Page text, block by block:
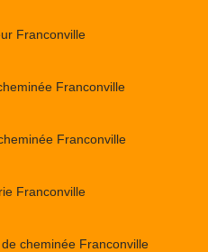
Franconville
Franconville
Franconville
Franconville
cheminée Franconville